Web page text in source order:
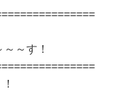
～す！